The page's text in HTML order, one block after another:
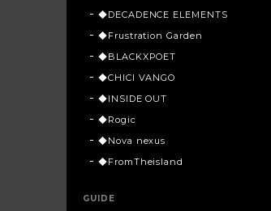
◆DECADENCE ELEMENTS
◆Frustration Garden
◆BLACKXPOET
◆CHICI VANGO
◆INSIDE OUT
◆Rogic
◆Nova nexus
◆FromTheisland
GUIDE